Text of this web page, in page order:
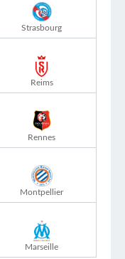
Strasbourg
Reims
Rennes
Montpellier
Marseille